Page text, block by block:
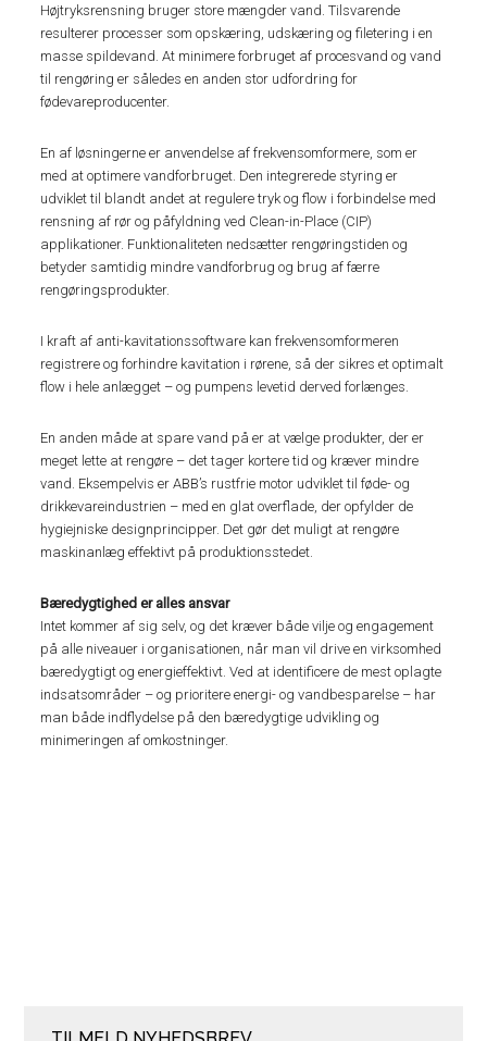
Højtryksrensning bruger store mængder vand. Tilsvarende
resulterer processer som opskæring, udskæring og filetering i en
masse spildevand. At minimere forbruget af procesvand og vand
til rengøring er således en anden stor udfordring for
fødevareproducenter.
En af løsningerne er anvendelse af frekvensomformere, som er
med at optimere vandforbruget. Den integrerede styring er
udviklet til blandt andet at regulere tryk og flow i forbindelse med
rensning af rør og påfyldning ved Clean-in-Place (CIP)
applikationer. Funktionaliteten nedsætter rengøringstiden og
betyder samtidig mindre vandforbrug og brug af færre
rengøringsprodukter.
I kraft af anti-kavitationssoftware kan frekvensomformeren
registrere og forhindre kavitation i rørene, så der sikres et optimalt
flow i hele anlægget – og pumpens levetid derved forlænges.
En anden måde at spare vand på er at vælge produkter, der er
meget lette at rengøre – det tager kortere tid og kræver mindre
vand. Eksempelvis er ABB’s rustfrie motor udviklet til føde- og
drikkevareindustrien – med en glat overflade, der opfylder de
hygiejniske designprincipper. Det gør det muligt at rengøre
maskinanlæg effektivt på produktionsstedet.
Bæredygtighed er alles ansvar
Intet kommer af sig selv, og det kræver både vilje og engagement
på alle niveauer i organisationen, når man vil drive en virksomhed
bæredygtigt og energieffektivt. Ved at identificere de mest oplagte
indsatsområder – og prioritere energi- og vandbesparelse – har
man både indflydelse på den bæredygtige udvikling og
minimeringen af omkostninger.